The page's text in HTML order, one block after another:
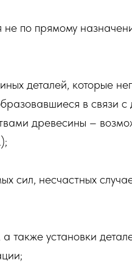
не по прямому
деталей, которые
в связи с
древесины –
сил, несчастных
также установки